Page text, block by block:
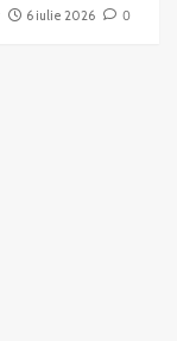
6 iulie 2026 0